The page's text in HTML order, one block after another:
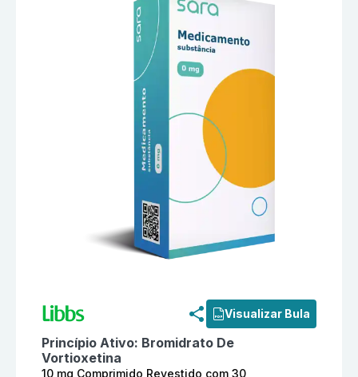
Visualizar Bula
Princípio Ativo: Bromidrato De
Vortioxetina
10 mg Comprimido Revestido com 30